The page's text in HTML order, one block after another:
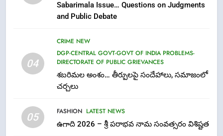
Sabarimala Issue… Questions on Judgments
and Public Debate
04
CRIME NEW
DGP-CENTRAL GOVT-GOVT OF INDIA PROBLEMS-
DIRECTORATE OF PUBLIC GRIEVANCES
శబరిమల అంశం… తీర్పులపై సందేహాలు, సమాజంలో
చర్చలు
05 FASHION LATEST NEWS
ఉగాది 2026 – శ్రీ పరాభవ నామ సంవత్సరం విశిష్టత
విశ్వాసానికి ద్రోహం
CRIME NEW
Ghee Adulteration in Tirumala
Laddu: A Sacred Trust Betrayed
1
లేఖరి ప్రో సంస్థలో చేరిన విదుర